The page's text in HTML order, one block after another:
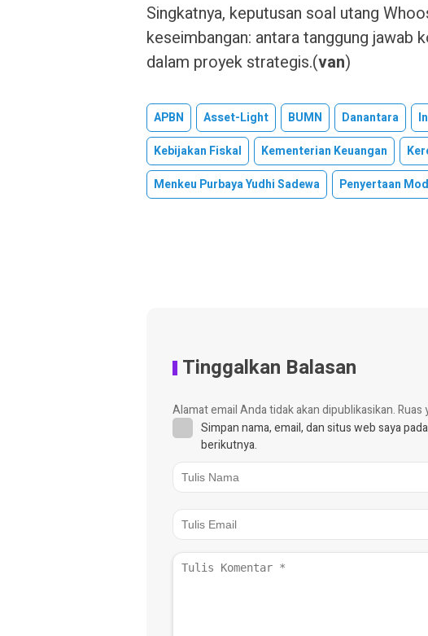
Singkatnya, keputusan soal utang
keseimbangan: antara tanggung jawab
dalam proyek strategis.(van)
APBN Asset-Light BUMN Danantara
Kebijakan Fiskal
Kementerian Keuangan
Menkeu Purbaya Yudhi Sadewa
Penyertaan
Tinggalkan Balasan
Alamat email Anda tidak akan dipublikasikan.Ruas
Simpan nama, email, dan situs web saya
berikutnya.